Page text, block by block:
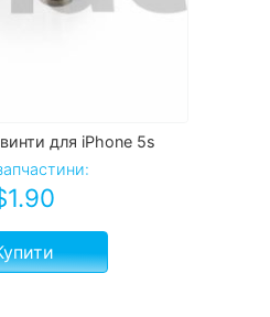
для iPhone 5s
1.90